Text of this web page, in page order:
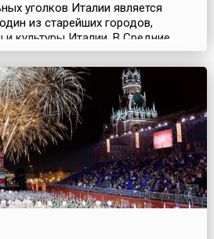
уголков Италии является
из старейших городов,
и культуры Италии. В Средние
в западной части
столицей сильной Сиенской
дальнюю эпоху хранил шедевры
достоинства.Именно в
традиция проводить в